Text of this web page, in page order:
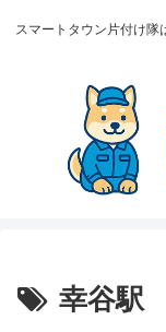
スマートタウン片付け隊
幸谷駅